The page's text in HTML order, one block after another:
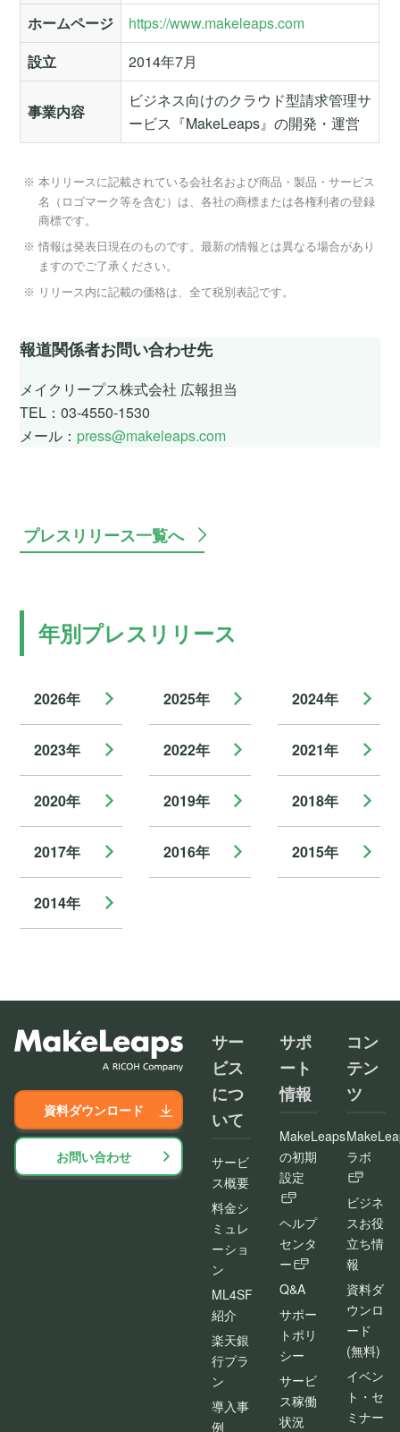
ホームページ
https://www.makeleaps.com
設立
2014年7月
事業内容
ビジネス向けのクラウド型請求管理サ
ービス『MakeLeaps』の開発・運営
本リリースに記載されている会社名および商品・製品・サービス
名（ロゴマーク等を含む）は、各社の商標または各権利者の登録
商標です。
情報は発表日現在のものです。最新の情報とは異なる場合があり
ますのでご了承ください。
リリース内に記載の価格は、全て税別表記です。
報道関係者お問い合わせ先
メイクリープス株式会社 広報担当
TEL：03-4550-1530
メール： press@makeleaps.com
プレスリリース一覧へ
年別プレスリリース
2026年 2025年 2024年
2023年 2022年 2021年
2020年 2019年 2018年
2017年 2016年 2015年
2014年
資料ダウンロード
お問い合わせ
サー
ビス
につ
いて
サービ
ス概要
料金シ
ミュレ
ーショ
ン
ML4SF
紹介
楽天銀
行プラ
ン
導入事
例
サポ
ート
情報
MakeLeaps
の初期
設定
ヘルプ
センタ
ー
Q&A
サポー
トポリ
シー
サービ
ス稼働
状況
コン
テン
ツ
ラボ
ビジネ
スお役
立ち情
報
資料ダ
ウンロ
ード
(無料)
イベン
ト・セ
ミナー